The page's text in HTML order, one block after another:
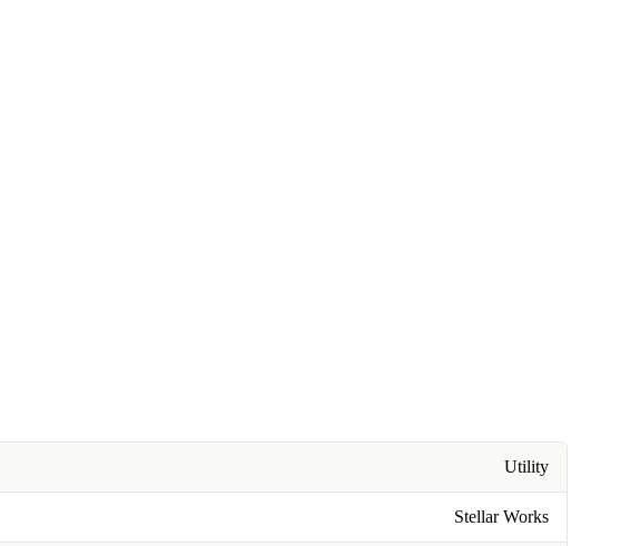
Utility
Stellar Works